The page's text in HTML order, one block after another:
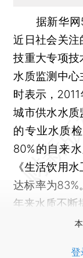
据新华网5
近日社会关
技重大专项
水质监测中
时表示，
城市供水水
的专业水质
80%的自来
《生活饮用
达标率为83%
年来水质不断
登